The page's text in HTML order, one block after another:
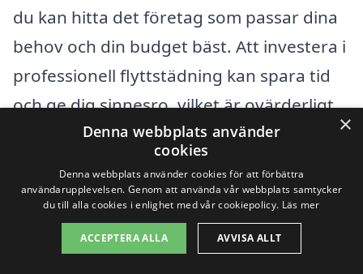
du kan hitta det företag som passar dina
behov och din budget bäst. Att investera i
professionell flyttstädning kan spara tid
och ge dig sinnesro, vilket är ovärderligt
under en flytt. Tveka inte att använda
våra resurser för att hitta det perfekta
företaget för din flyttstädning i Viskafors.
Få 3 erbjudanden, gratis och utan
×
Denna webbplats använder
cookies
Denna webbplats använder cookies för att förbättra
användarupplevelsen. Genom att använda vår webbplats samtycker
du till alla cookies i enlighet med vår cookiepolicy. Läs mer
ACCEPTERA ALLA AVVISA ALLT